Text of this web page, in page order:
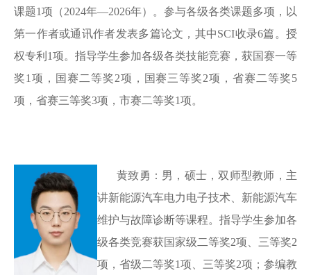
课题1项（2024年—2026年）。参与各级各类课题多项，以
第一作者或通讯作者发表多篇论文，其中SCI收录6篇。授
权专利1项。指导学生参加各级各类技能竞赛，获国赛一等
奖1项，国赛二等奖2项，国赛三等奖2项，省赛二等奖5
项，省赛三等奖3项，市赛二等奖1项。
黄致勇：男，硕士，双师型教师，主
讲新能源汽车电力电子技术、新能源汽车
维护与故障诊断等课程。指导学生参加各
级各类竞赛获国家级二等奖2项、三等奖2
项，省级二等奖1项、三等奖2项；参编教